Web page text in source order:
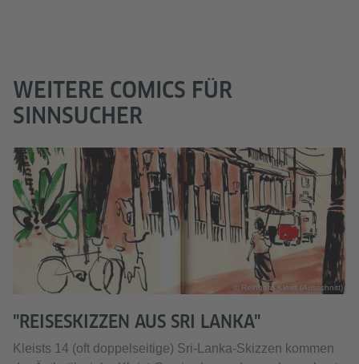
WEITERE COMICS FÜR
SINNSUCHER
© Reinhard Kleist (Ausschnitt)
"REISESKIZZEN AUS SRI LANKA"
Kleists 14 (oft doppelseitige) Sri-Lanka-Skizzen kommen